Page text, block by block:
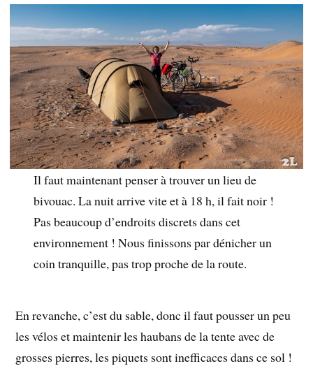
Il faut maintenant penser à trouver un lieu de
bivouac. La nuit arrive vite et à 18 h, il fait noir !
Pas beaucoup d’endroits discrets dans cet
environnement ! Nous finissons par dénicher un
coin tranquille, pas trop proche de la route.
En revanche, c’est du sable, donc il faut pousser un peu
les vélos et maintenir les haubans de la tente avec de
grosses pierres, les piquets sont inefficaces dans ce sol !